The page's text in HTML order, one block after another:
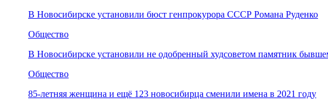
В Новосибирске установили бюст генпрокурора СССР Романа Руденко
Общество
В Новосибирске установили не одобренный худсоветом памятник
Общество
85-летняя женщина и ещё 123 новосибирца сменили имена в 2021 году